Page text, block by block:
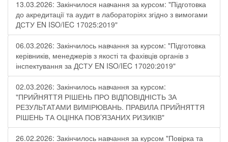
13.03.2026: Закінчилося навчання за курсом: "Підготовка
до акредитації та аудит в лабораторіях згідно з вимогами
ДСТУ EN ISO/IEC 17025:2019"
06.03.2026: Закінчилось навчання за курсом: "Підготовка
керівників, менеджерів з якості та фахівців органів з
інспектування за ДСТУ EN ISO/IEC 17020:2019"
02.03.2026: Закінчилось навчання за курсом:
"ПРИЙНЯТТЯ РІШЕНЬ ПРО ВІДПОВІДНІСТЬ ЗА
РЕЗУЛЬТАТАМИ ВИМІРЮВАНЬ. ПРАВИЛА ПРИЙНЯТТЯ
РІШЕНЬ ТА ОЦІНКА ПОВ’ЯЗАНИХ РИЗИКІВ"
26.02.2026: Закінчилось навчання за курсом "Повірка та